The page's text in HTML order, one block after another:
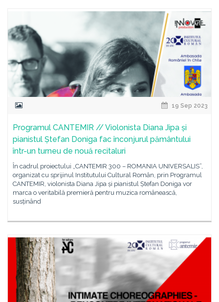
19 Sep 2023
Programul CANTEMIR // Violonista Diana Jipa și
pianistul Ștefan Doniga fac înconjurul pământului
într-un turneu de nouă recitaluri
În cadrul proiectului „CANTEMIR 300 – ROMANIA UNIVERSALIS”,
organizat cu sprijinul Institutului Cultural Român, prin Programul
CANTEMIR, violonista Diana Jipa și pianistul Ștefan Doniga vor
marca o veritabilă premieră pentru muzica românească,
susținând